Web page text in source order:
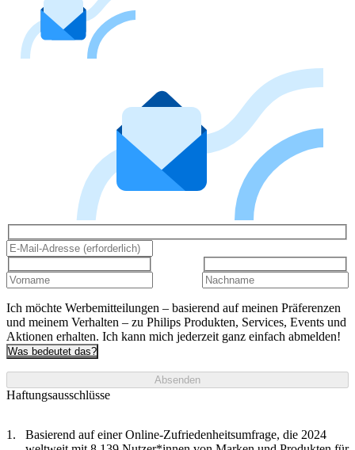
Ich möchte Werbemitteilungen – basierend auf meinen Präferenzen
und meinem Verhalten – zu Philips Produkten, Services, Events und
Aktionen erhalten. Ich kann mich jederzeit ganz einfach abmelden!
Was bedeutet das?
Absenden
Haftungsausschlüsse
Basierend auf einer Online-Zufriedenheitsumfrage, die 2024